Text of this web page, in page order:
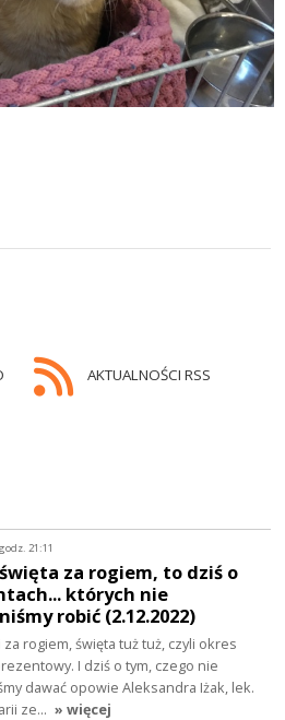
AKTUALNOŚCI RSS
21:11
za rogiem, to dziś o
których nie
robić (2.12.2022)
za rogiem, święta tuż tuż, czyli okres
I dziś o tym, czego nie
dawać opowie Aleksandra Iżak, lek.
ze… » więcej